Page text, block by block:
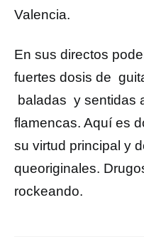
Valencia.
En sus directos
fuertes dosis de
baladas y sentidas
flamencas. Aquí es
su virtud principal y
queoriginales.
rockeando.